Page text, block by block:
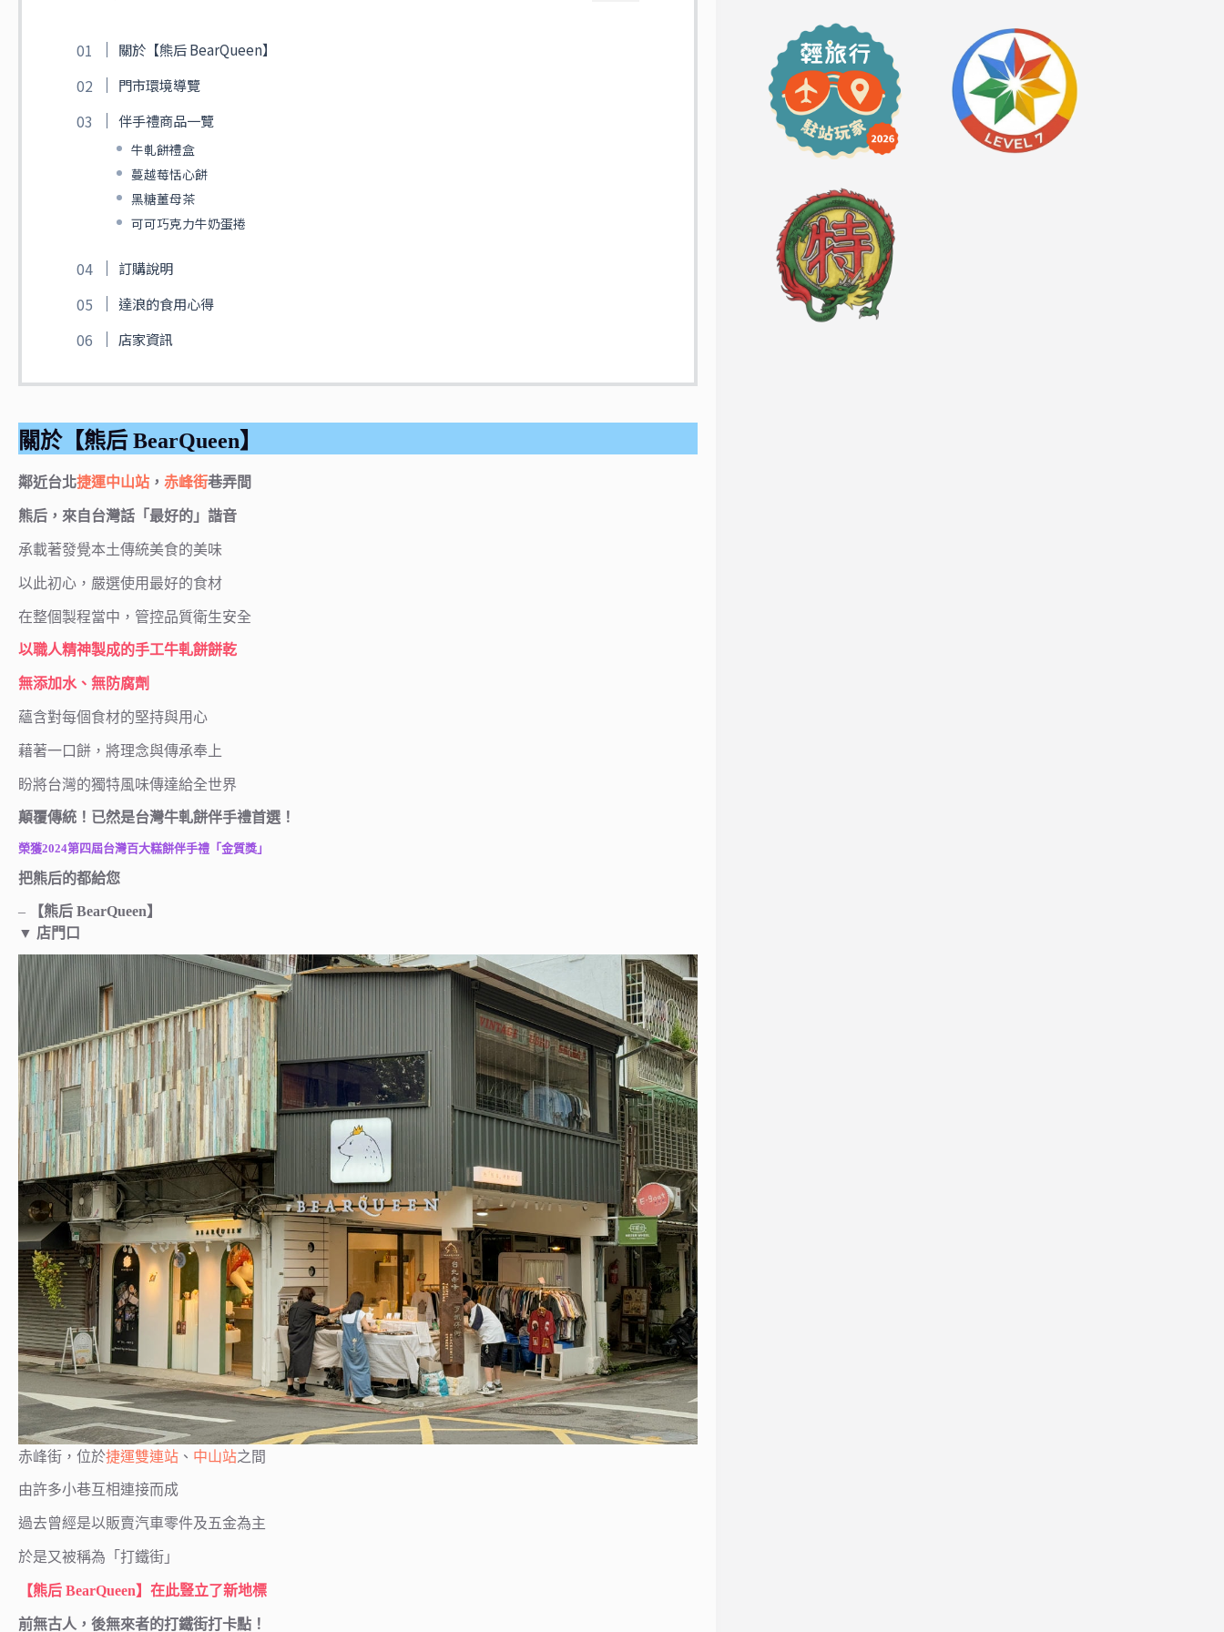
關於【熊后 BearQueen】
門市環境導覽
伴手禮商品一覽
牛軋餅禮盒
蔓越莓恬心餅
黑糖薑母茶
可可巧克力牛奶蛋捲
訂購說明
達浪的食用心得
店家資訊
關於【熊后 BearQueen】
鄰近台北捷運中山站 ， 赤峰街巷弄間
熊后，來自台灣話「最好的」諧音
承載著發覺本土傳統美食的美味
以此初心，嚴選使用最好的食材
在整個製程當中，管控品質衛生安全
以職人精神製成的手工牛軋餅餅乾
無添加水、無防腐劑
蘊含對每個食材的堅持與用心
藉著一口餅，將理念與傳承奉上
盼將台灣的獨特風味傳達給全世界
顛覆傳統！已然是台灣牛軋餅伴手禮首選！
榮獲2024第四屆台灣百大糕餅伴手禮「金質獎」
把熊后的都給您
–
【熊后 BearQueen】
▼ 店門口
赤峰街，位於捷運雙連站 、 中山站之間
由許多小巷互相連接而成
過去曾經是以販賣汽車零件及五金為主
於是又被稱為「打鐵街」
【熊后 BearQueen】在此豎立了新地標
前無古人，後無來者的打鐵街打卡點！